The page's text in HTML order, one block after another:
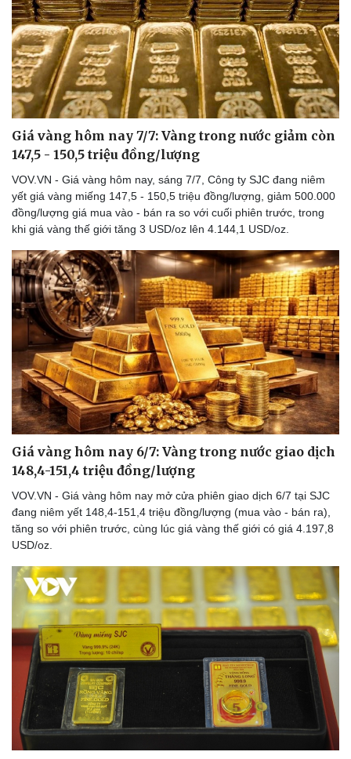
Sức khỏe
Dinh dưỡng - món ngon
Cây thuốc
Sản phụ khoa
Nhi khoa
Nam khoa
Làm đẹp - giảm cân
Phòng mạch online
Ăn sạch sống khỏe
Đời sống
Nhà đẹp
Tình yêu - Gia đình
Giá vàng hôm nay 7/7: Vàng trong nước giảm còn
147,5 - 150,5 triệu đồng/lượng
VOV.VN - Giá vàng hôm nay, sáng 7/7, Công ty SJC đang niêm
yết giá vàng miếng 147,5 - 150,5 triệu đồng/lượng, giảm 500.000
đồng/lượng giá mua vào - bán ra so với cuối phiên trước, trong
khi giá vàng thế giới tăng 3 USD/oz lên 4.144,1 USD/oz.
Giá vàng hôm nay 6/7: Vàng trong nước giao dịch
148,4-151,4 triệu đồng/lượng
VOV.VN - Giá vàng hôm nay mở cửa phiên giao dịch 6/7 tại SJC
đang niêm yết 148,4-151,4 triệu đồng/lượng (mua vào - bán ra),
tăng so với phiên trước, cùng lúc giá vàng thế giới có giá 4.197,8
USD/oz.